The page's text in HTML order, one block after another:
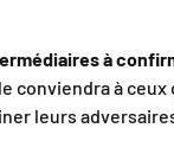
à
conviendra à
leurs